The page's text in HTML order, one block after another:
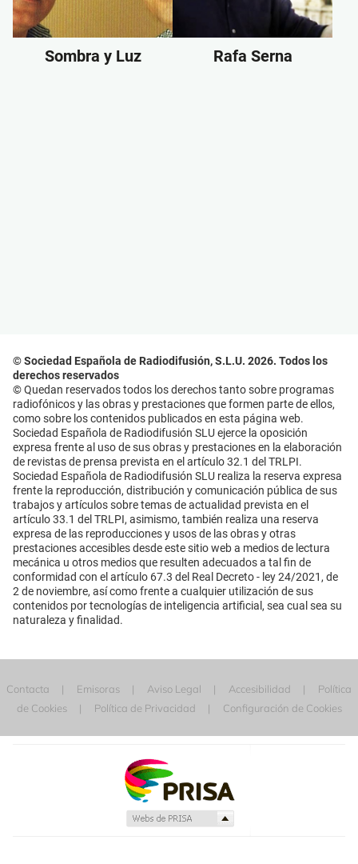
Sombra y Luz Rafa Serna
© Sociedad Española de Radiodifusión, S.L.U. 2026. Todos los
derechos reservados
© Quedan reservados todos los derechos tanto sobre programas
radiofónicos y las obras y prestaciones que formen parte de ellos,
como sobre los contenidos publicados en esta página web.
Sociedad Española de Radiodifusión SLU ejerce la oposición
expresa frente al uso de sus obras y prestaciones en la elaboración
de revistas de prensa prevista en el artículo 32.1 del TRLPI.
Sociedad Española de Radiodifusión SLU realiza la reserva expresa
frente la reproducción, distribución y comunicación pública de sus
trabajos y artículos sobre temas de actualidad prevista en el
artículo 33.1 del TRLPI, asimismo, también realiza una reserva
expresa de las reproducciones y usos de las obras y otras
prestaciones accesibles desde este sitio web a medios de lectura
mecánica u otros medios que resulten adecuados a tal fin de
conformidad con el artículo 67.3 del Real Decreto - ley 24/2021, de
2 de noviembre, así como frente a cualquier utilización de sus
contenidos por tecnologías de inteligencia artificial, sea cual sea su
naturaleza y finalidad.
Contacta Emisoras Aviso Legal Accesibilidad
Política
de Cookies
Política de Privacidad Configuración de Cookies